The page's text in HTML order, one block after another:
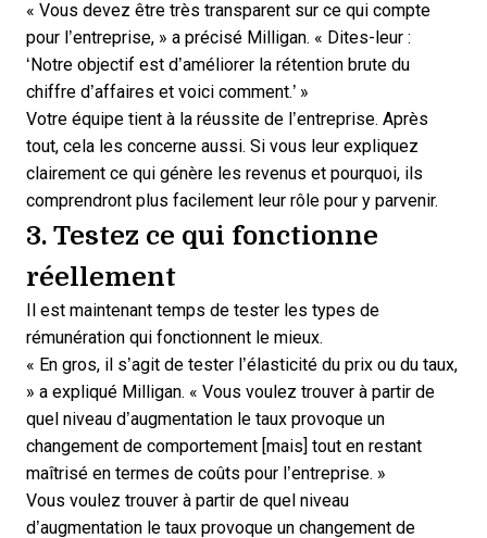
« Vous devez être très transparent sur ce qui compte
pour l’entreprise, » a précisé Milligan. « Dites-leur :
‘Notre objectif est d’améliorer la rétention brute du
chiffre d’affaires et voici comment.’ »
Votre équipe tient à la réussite de l’entreprise. Après
tout, cela les concerne aussi. Si vous leur expliquez
clairement ce qui génère les revenus et pourquoi, ils
comprendront plus facilement leur rôle pour y parvenir.
3. Testez ce qui fonctionne
réellement
Il est maintenant temps de tester les types de
rémunération qui fonctionnent le mieux.
« En gros, il s’agit de tester l’élasticité du prix ou du taux,
» a expliqué Milligan. « Vous voulez trouver à partir de
quel niveau d’augmentation le taux provoque un
changement de comportement [mais] tout en restant
maîtrisé en termes de coûts pour l’entreprise. »
Vous voulez trouver à partir de quel niveau
d’augmentation le taux provoque un changement de